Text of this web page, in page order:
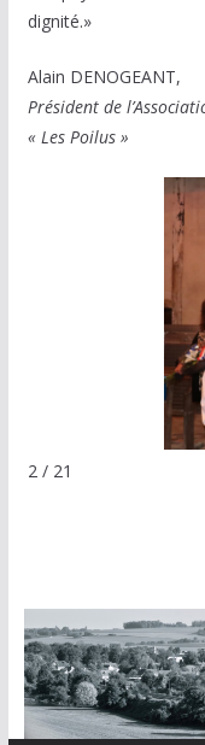
dignité.»
Alain DENOGEANT,
Président de
« Les Poilus »
2 / 21